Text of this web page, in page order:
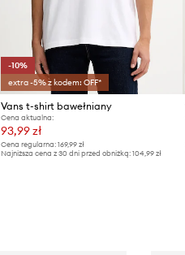
-10%
extra -5% z kodem: OFF*
Vans t-shirt bawełniany
Cena aktualna:
93,99 zł
Cena regularna: 169,99 zł
Najniższa cena z 30 dni przed obniżką: 104,99 zł